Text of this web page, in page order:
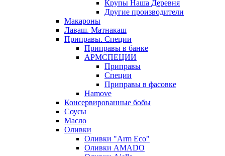
Крупы Наша Деревня
Другие производители
Макароны
Лаваш. Матнакаш
Приправы. Специи
Приправы в банке
АРМСПЕЦИИ
Приправы
Специи
Приправы в фасовке
Hamove
Консервированные бобы
Соусы
Масло
Оливки
Оливки "Arm Eco"
Оливки AMADO